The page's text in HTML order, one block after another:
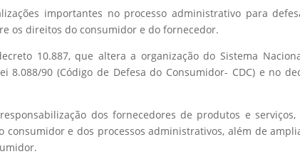
importantes no processo administrativo para
os direitos do consumidor e do fornecedor.
10.887, que altera a organização do Sistema
90 (Código de Defesa do Consumidor- CDC) e no
dos fornecedores de produtos e serviços,
consumidor e dos processos administrativos, além de